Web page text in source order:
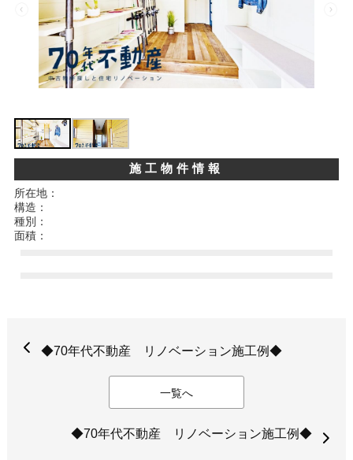
施工物件情報
所在地：
構造：
種別：
面積：
◆70年代不動産 リノベーション施工例◆
一覧へ
◆70年代不動産 リノベーション施工例◆